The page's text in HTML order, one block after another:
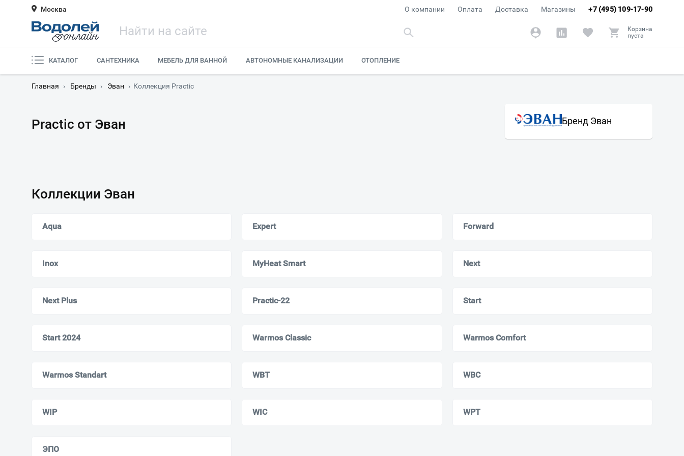
Москва +7 (495) 109-17-90
О компании Оплата Доставка Магазины
Корзина
пуста
КАТАЛОГ САНТЕХНИКА МЕБЕЛЬ ДЛЯ ВАННОЙ АВТОНОМНЫЕ КАНАЛИЗАЦИИ ОТОПЛЕНИЕ
Главная › Бренды › Эван › Коллекция Practic
Practic от Эван Бренд Эван
Коллекции Эван
Aqua Expert Forward
Inox MyHeat Smart Next
Next Plus Practic-22 Start
Start 2024 Warmos Classic Warmos Comfort
Warmos Standart WBT WBС
WIP WIС WPT
ЭПО
Всё верно